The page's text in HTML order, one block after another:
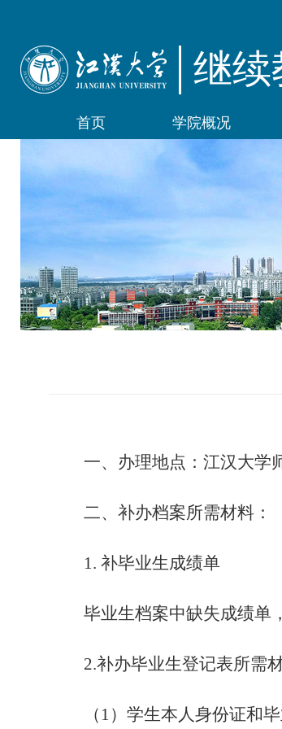
继续
首页 学院概况
一、办理地点： 江汉大学
二、 补办档案所需材料：
1. 补毕业生成绩单
毕业生档案中缺失成绩单，
2.补办毕业生登记表所需
（ 1）学生本人身份证和